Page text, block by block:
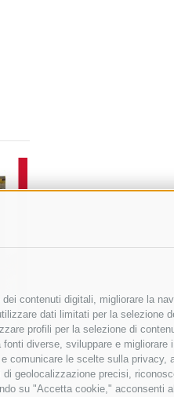
contenuti digitali, migliorare la
dati limitati per la selezione
profili per la selezione di
diverse, sviluppare e
comunicare le scelte sulla privacy,
geolocalizzazione precisi,
su "Accetta cookie," acconsenti